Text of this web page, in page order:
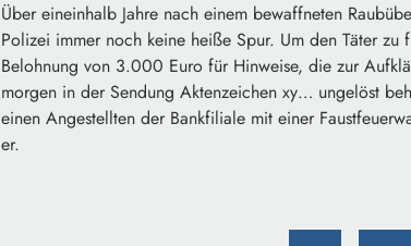
Über eineinhalb Jahre nach einem bewaffneten
Polizei immer noch keine heiße Spur. Um den Täter zu
Belohnung von 3.000 Euro für Hinweise, die zur
morgen in der Sendung Aktenzeichen xy… ungelöst
einen Angestellten der Bankfiliale mit einer
er.